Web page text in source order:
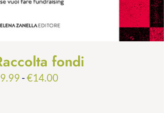
fondi
9.99-€14.00Fascia